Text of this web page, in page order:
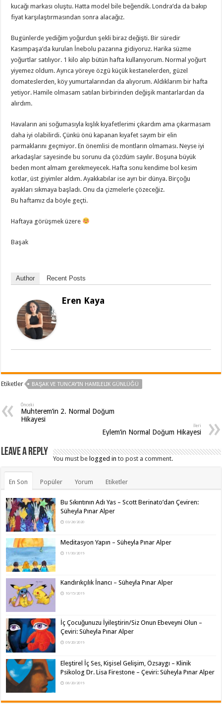
kucağı markası oluştu. Hatta model bile beğendik. Londra’da da bakıp
fiyat karşılaştırmasından sonra alacağız.
Bugünlerde yediğim yoğurdun şekli biraz değişti. Bir süredir
Kasımpaşa’da kurulan İnebolu pazarına gidiyoruz. Harika süzme
yoğurtlar satılıyor. 1 kilo alıp bütün hafta kullanıyorum. Normal yoğurt
yiyemez oldum. Ayrıca yöreye özgü küçük kestanelerden, güzel
domateslerden, köy yumurtalarından da alıyorum. Aldıklarım bir hafta
yetiyor. Hamile olmasam satılan birbirinden değişik mantarlardan da
alırdım.
Havaların ani soğumasıyla kışlık kıyafetlerimi çıkardım ama çıkarmasam
daha iyi olabilirdi. Çünkü önü kapanan kıyafet sayım bir elin
parmaklarını geçmiyor. En önemlisi de montların olmaması. Neyse iyi
arkadaşlar sayesinde bu sorunu da çözdüm sayılır. Boşuna büyük
beden mont almam gerekmeyecek. Hafta sonu kendime bol kesim
kotlar, üst giyimler aldım. Ayakkabılar ise ayrı bir dünya. Birçoğu
ayakları sıkmaya başladı. Onu da çizmelerle çözeceğiz.
Bu haftamız da böyle geçti.
Haftaya görüşmek üzere
Başak
Author Recent Posts
Eren Kaya
Etiketler BAŞAK VE TUNCAY'IN HAMILELIK GÜNLÜĞÜ
Önceki
Muhterem’in 2. Normal Doğum
Hikayesi
İleri
Eylem’in Normal Doğum Hikayesi
Leave a Reply
You must be logged in to post a comment.
En Son Popüler Yorum Etiketler
Bu Sıkıntının Adı Yas – Scott Berinato’dan Çeviren:
Süheyla Pınar Alper
03/26/2020
Meditasyon Yapın – Süheyla Pınar Alper
11/30/2019
Kandırıkçılık İnancı – Süheyla Pınar Alper
10/15/2019
İç Çocuğunuzu İyileştirin/Siz Onun Ebeveyni Olun –
Çeviri: Süheyla Pınar Alper
09/20/2019
Eleştirel İç Ses, Kişisel Gelişim, Özsaygı – Klinik
Psikolog Dr. Lisa Firestone – Çeviri: Süheyla Pınar Alper
08/20/2019